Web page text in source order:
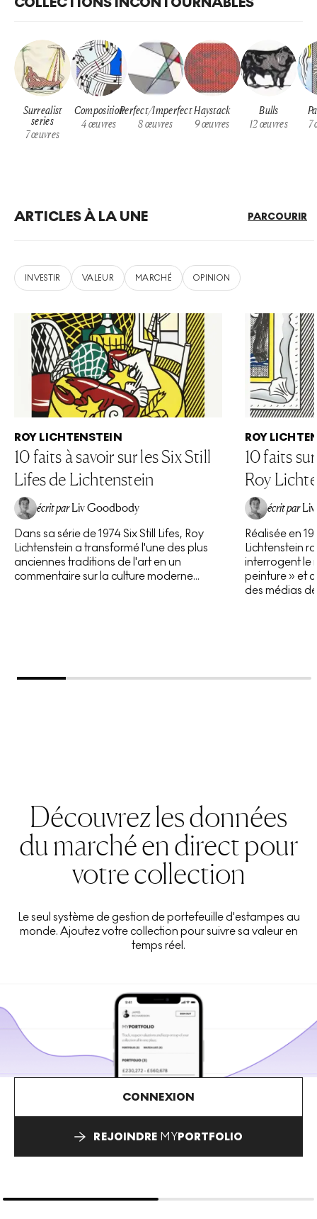
Surrealist
series
7œuvres
Composition
4œuvres
Perfect/Imperfect
8œuvres
Haystack
9œuvres
Bulls
12œuvres
7
ARTICLES À LA UNE PARCOURIR
INVESTIR VALEUR MARCHÉ OPINION
ROY LICHTENSTEIN
10 faits à savoir sur les Six Still
Lifes de Lichtenstein
écrit par Liv Goodbody
Dans sa série de 1974 Six Still Lifes, Roy
Lichtenstein a transformé l'une des plus
anciennes traditions de l'art en un
commentaire sur la culture moderne...
ROY
10 faits
Roy
écrit par
Réalisée en
Lichtenstein
interrogent le
peinture » et
des médias
Découvrez les données
du marché en direct pour
votre collection
Le seul système de gestion de portefeuille d'estampes au
monde. Ajoutez votre collection pour suivre sa valeur en
temps réel.
CONNEXION
REJOINDRE MYPORTFOLIO